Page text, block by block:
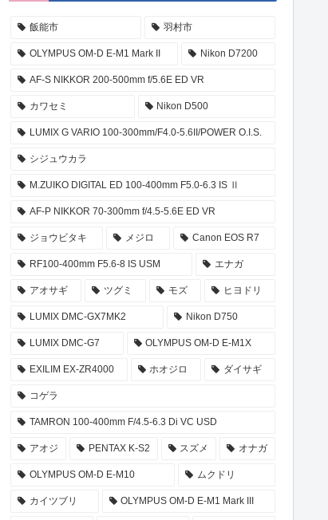
飯能市 羽村市
OLYMPUS OM-D E-M1 Mark II Nikon D7200
AF-S NIKKOR 200-500mm f/5.6E ED VR
カワセミ Nikon D500
LUMIX G VARIO 100-300mm/F4.0-5.6II/POWER O.I.S.
シジュウカラ
M.ZUIKO DIGITAL ED 100-400mm F5.0-6.3 IS Ⅱ
AF-P NIKKOR 70-300mm f/4.5-5.6E ED VR
ジョウビタキ メジロ Canon EOS R7
RF100-400mm F5.6-8 IS USM エナガ
アオサギ ツグミ モズ ヒヨドリ
LUMIX DMC-GX7MK2 Nikon D750
LUMIX DMC-G7 OLYMPUS OM-D E-M1X
EXILIM EX-ZR4000 ホオジロ ダイサギ
コゲラ
TAMRON 100-400mm F/4.5-6.3 Di VC USD
アオジ PENTAX K-S2 スズメ オナガ
OLYMPUS OM-D E-M10 ムクドリ
カイツブリ OLYMPUS OM-D E-M1 Mark III